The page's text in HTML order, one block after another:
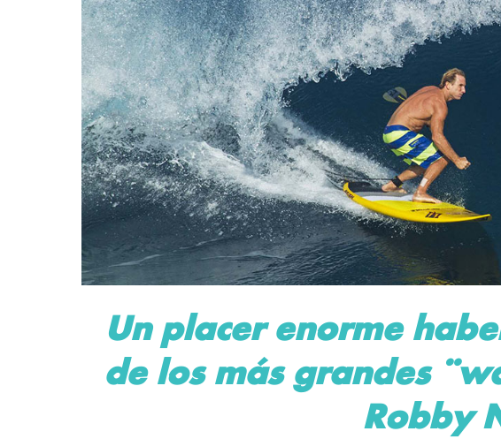
Un placer enorme
de los más grandes
Robby